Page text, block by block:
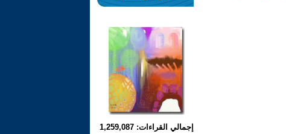
إجمالي القراءات: 1,259,087